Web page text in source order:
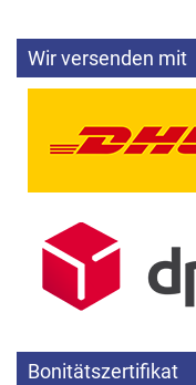
Wir versenden mit
Bonitätszertifikat